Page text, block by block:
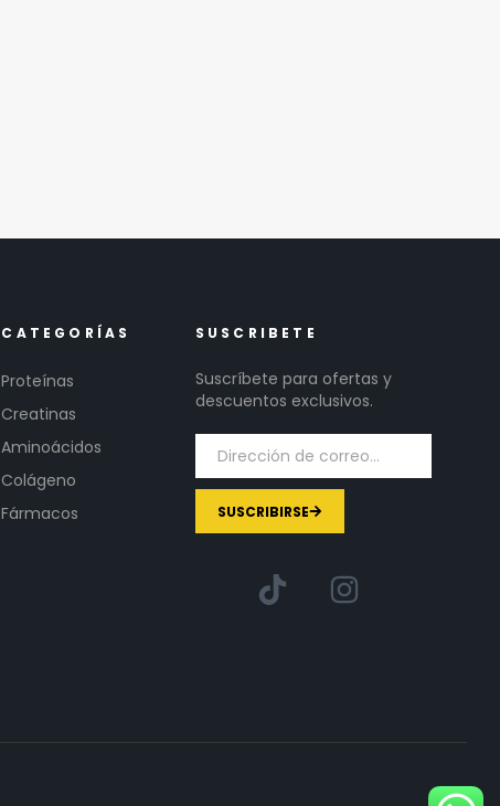
CATEGORÍAS
Proteínas
Creatinas
Aminoácidos
Colágeno
Fármacos
SUSCRIBETE
Suscríbete para ofertas y
descuentos exclusivos.
SUSCRIBIRSE